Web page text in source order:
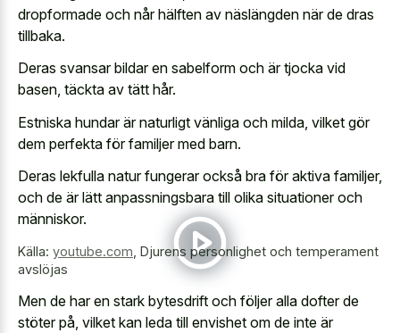
dropformade och når hälften av näslängden när de dras
tillbaka.
Deras svansar bildar en sabelform och är tjocka vid
basen, täckta av tätt hår.
Estniska hundar är naturligt vänliga och milda, vilket gör
dem perfekta för familjer med barn.
Deras lekfulla natur fungerar också bra för aktiva familjer,
och de är lätt anpassningsbara till olika situationer och
människor.
Källa: youtube.com Djurens personlighet och temperament
avslöjas
Men de har en stark bytesdrift och följer alla dofter de
stöter på, vilket kan leda till envishet om de inte är